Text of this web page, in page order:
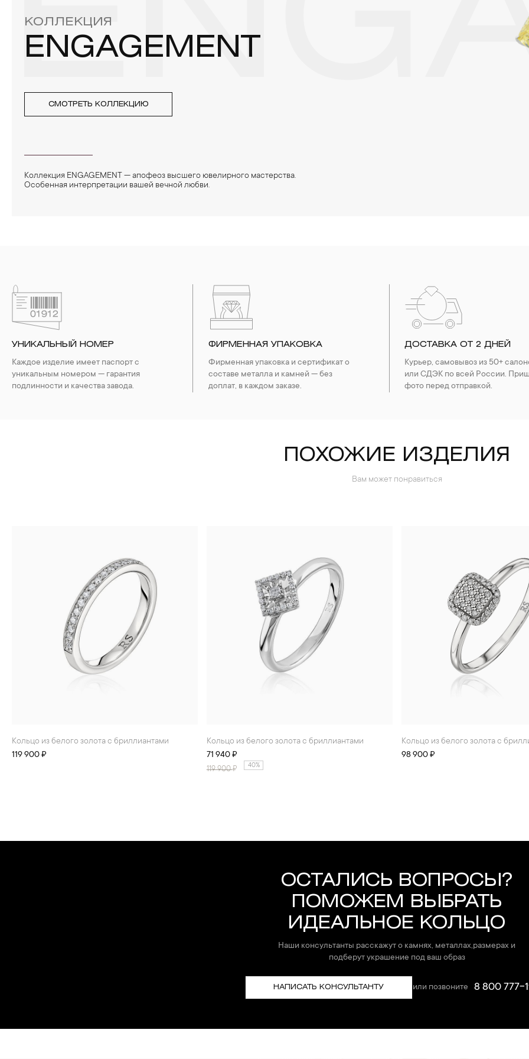
КОЛЛЕКЦИЯ
ENGAGEMENT
СМОТРЕТЬ КОЛЛЕКЦИЮ
Коллекция ENGAGEMENT — апофеоз высшего ювелирного мастерства.
Особенная интерпретации вашей вечной любви.
УНИКАЛЬНЫЙ НОМЕР
Каждое изделие имеет паспорт с
уникальным номером — гарантия
подлинности и качества завода.
ФИРМЕННАЯ УПАКОВКА
Фирменная упаковка и сертификат о
составе металла и камней — без
доплат, в каждом заказе.
ДОСТАВКА ОТ 2 ДНЕЙ
Курьер, самовывоз из 50+
или СДЭК по всей России.
фото перед отправкой.
ПОХОЖИЕ ИЗДЕЛИЯ
Вам может понравиться
Кольцо из белого золота с бриллиантами
119 900 ₽
Кольцо из белого золота с бриллиантами
71 940 ₽
119 900₽ 40%
Кольцо из белого золота с
98 900 ₽
ОСТАЛИСЬ ВОПРОСЫ?
ПОМОЖЕМ ВЫБРАТЬ
ИДЕАЛЬНОЕ КОЛЬЦО
Наши консультанты расскажут о камнях, металлах,размерах и
подберут украшение под ваш образ
НАПИСАТЬ КОНСУЛЬТАНТУ или позвоните 8 800 777-